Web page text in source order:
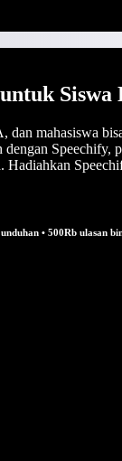
Siswa
dan mahasiswa
dengan Speechify,
Hadiahkan
• 500Rb ulasan